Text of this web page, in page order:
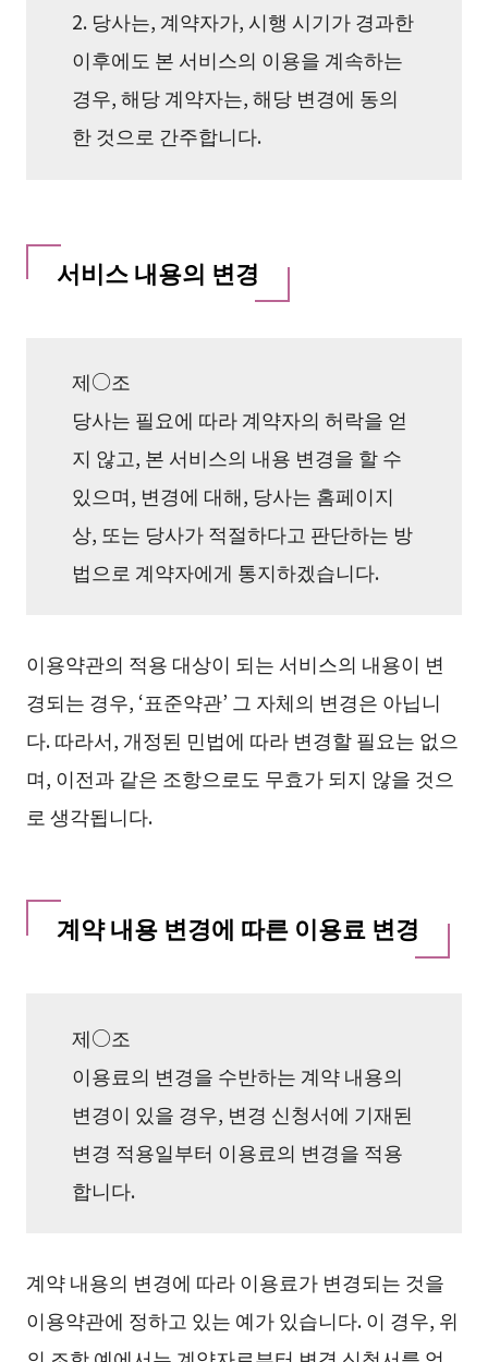
2. 당사는, 계약자가, 시행 시기가 경과한
이후에도 본 서비스의 이용을 계속하는
경우, 해당 계약자는, 해당 변경에 동의
한 것으로 간주합니다.
서비스 내용의 변경
제○조
당사는 필요에 따라 계약자의 허락을 얻
지 않고, 본 서비스의 내용 변경을 할 수
있으며, 변경에 대해, 당사는 홈페이지
상, 또는 당사가 적절하다고 판단하는 방
법으로 계약자에게 통지하겠습니다.
이용약관의 적용 대상이 되는 서비스의 내용이 변
경되는 경우, ‘표준약관’ 그 자체의 변경은 아닙니
다. 따라서, 개정된 민법에 따라 변경할 필요는 없으
며, 이전과 같은 조항으로도 무효가 되지 않을 것으
로 생각됩니다.
계약 내용 변경에 따른 이용료 변경
제○조
이용료의 변경을 수반하는 계약 내용의
변경이 있을 경우, 변경 신청서에 기재된
변경 적용일부터 이용료의 변경을 적용
합니다.
계약 내용의 변경에 따라 이용료가 변경되는 것을
이용약관에 정하고 있는 예가 있습니다. 이 경우, 위